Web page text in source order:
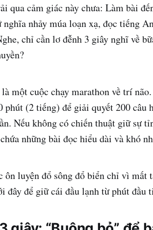
qua cảm giác này chưa: Làm bài
nghĩa nhảy múa loạn xạ, đọc tiếng
chỉ cần lơ đễnh 3 giây nghĩ về
một cuộc chạy marathon về trí
phút (2 tiếng) để giải quyết 200 câu
Nếu không có chiến thuật giữ sự
những bài đọc hiểu dài và khó
ôn luyện đổ sông đổ biển chỉ vì mất
đây để giữ cái đầu lạnh từ phút đầu